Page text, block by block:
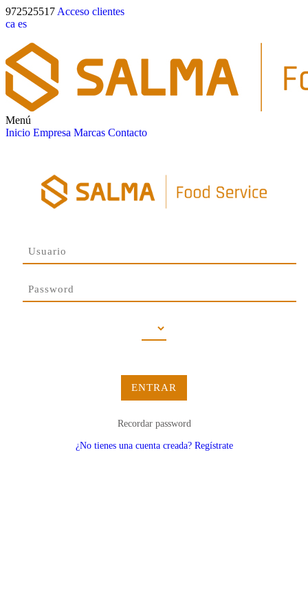
972525517 Acceso clientes
ca es
Menú
Inicio Empresa Marcas Contacto
ENTRAR
Recordar password
¿No tienes una cuenta creada? Regístrate